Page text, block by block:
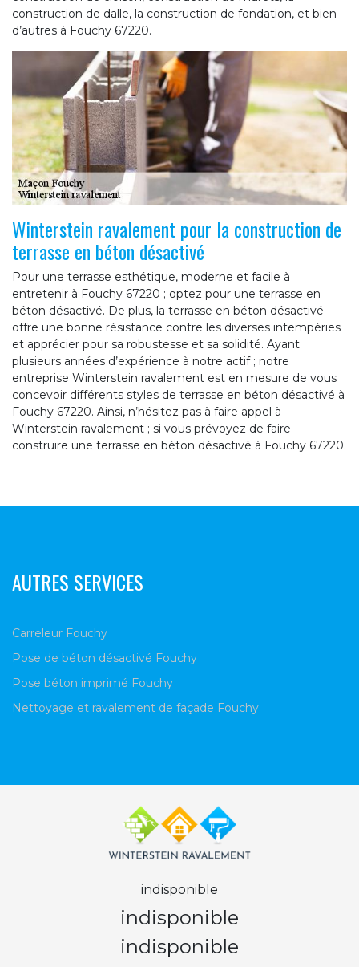
construction de dalle, la construction de fondation, et bien
d’autres à Fouchy 67220.
Winterstein ravalement pour la construction de
terrasse en béton désactivé
Pour une terrasse esthétique, moderne et facile à
entretenir à Fouchy 67220 ; optez pour une terrasse en
béton désactivé. De plus, la terrasse en béton désactivé
offre une bonne résistance contre les diverses intempéries
et apprécier pour sa robustesse et sa solidité. Ayant
plusieurs années d’expérience à notre actif ; notre
entreprise Winterstein ravalement est en mesure de vous
concevoir différents styles de terrasse en béton désactivé à
Fouchy 67220. Ainsi, n’hésitez pas à faire appel à
Winterstein ravalement ; si vous prévoyez de faire
construire une terrasse en béton désactivé à Fouchy 67220.
AUTRES SERVICES
Carreleur Fouchy
Pose de béton désactivé Fouchy
Pose béton imprimé Fouchy
Nettoyage et ravalement de façade Fouchy
indisponible
indisponible
indisponible